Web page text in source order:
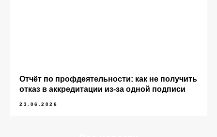
Отчёт по профдеятельности: как не получить
отказ в аккредитации из-за одной подписи
23.06.2026